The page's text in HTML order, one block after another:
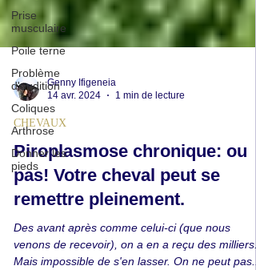
Prise
musculaire
Poile terne
Problème
d'audition
Coliques
Arthrose
Donner les
pieds
Genny Ifigeneia
14 avr. 2024
CHEVAUX
Piroplasmose chronique: ou
pas! Votre cheval peut se
remettre pleinement.
Des avant après comme celui-ci (que nous